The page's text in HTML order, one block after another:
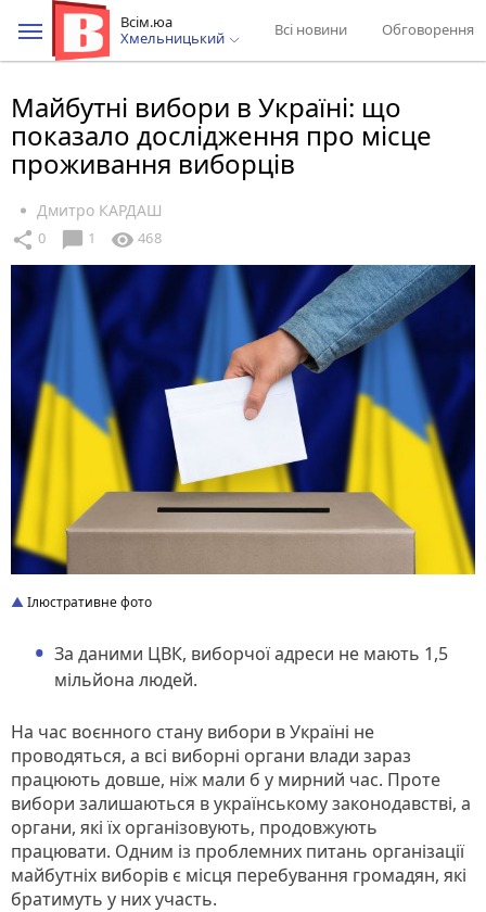
Всім.юа
Хмельницький
Всі новини Обговорення
Майбутні вибори в Україні: що
показало дослідження про місце
проживання виборців
Дмитро КАРДАШ
share 0 chat_bubble 1 visibility 468
Ілюстративне фото
За даними ЦВК, виборчої адреси не мають 1,5
мільйона людей.
На час воєнного стану вибори в Україні не
проводяться, а всі виборні органи влади зараз
працюють довше, ніж мали б у мирний час. Проте
вибори залишаються в українському законодавстві, а
органи, які їх організовують, продовжують
працювати. Одним із проблемних питань організації
майбутніх виборів є місця перебування громадян, які
братимуть у них участь.